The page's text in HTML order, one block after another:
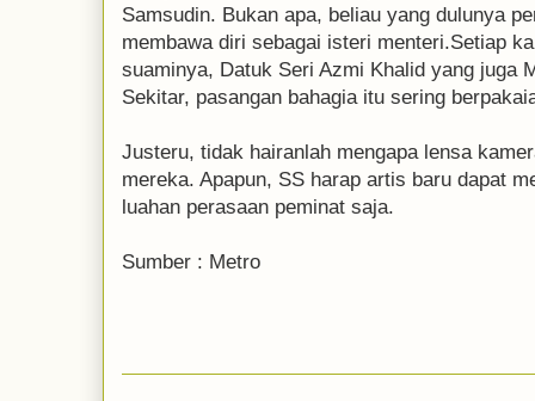
Samsudin. Bukan apa, beliau yang dulunya
membawa diri sebagai isteri menteri.Setiap
suaminya, Datuk Seri Azmi Khalid yang juga
Sekitar, pasangan bahagia itu sering
Justeru, tidak hairanlah mengapa lensa
mereka. Apapun, SS harap artis baru dapat
luahan perasaan peminat saja.
Sumber : Metro